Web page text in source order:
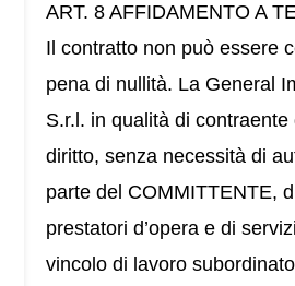
ART. 8 AFFIDAMENTO A
Il contratto non può essere
pena di nullità. La General
S.r.l. in qualità di contraente
diritto, senza necessità di
parte del COMMITTENTE,
prestatori d’opera e di
vincolo di lavoro